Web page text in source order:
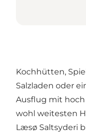
Kochhütten,
Salzladen oder
Ausflug mit
wohl weitesten
Læsø Saltsyderi